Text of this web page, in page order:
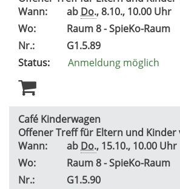
Wann:
ab Do., 8.10., 10.00 Uhr
Wo:
Raum 8 - SpieKo-Raum
Nr.:
G1.5.89
Status:
Anmeldung möglich
Café Kinderwagen
Offener Treff für Eltern und Kinder
Wann:
ab Do., 15.10., 10.00 Uhr
Wo:
Raum 8 - SpieKo-Raum
Nr.:
G1.5.90